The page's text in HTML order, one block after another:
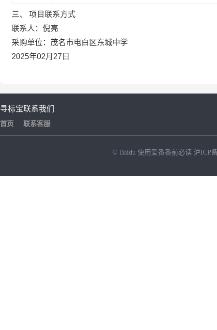
三、 项目联系方式
联系人：倪亮
采购单位：茂名市电白区东城中学
2025年02月27日
寻标宝
首页
联系我们
联系客服
© Baidu 使用爱番番前必读 沪ICP